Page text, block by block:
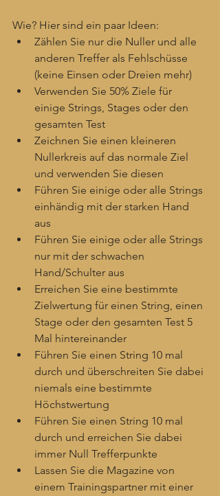
Wie? Hier sind ein paar Ideen:
Zählen Sie nur die Nuller und alle
anderen Treffer als Fehlschüsse
(keine Einsen oder Dreien mehr)
Verwenden Sie 50% Ziele für
einige Strings, Stages oder den
gesamten Test
Zeichnen Sie einen kleineren
Nullerkreis auf das normale Ziel
und verwenden Sie diesen
Führen Sie einige oder alle Strings
einhändig mit der starken Hand
aus
Führen Sie einige oder alle Strings
nur mit der schwachen
Hand/Schulter aus
Erreichen Sie eine bestimmte
Zielwertung für einen String, einen
Stage oder den gesamten Test 5
Mal hintereinander
Führen Sie einen String 10 mal
durch und überschreiten Sie dabei
niemals eine bestimmte
Höchstwertung
Führen Sie einen String 10 mal
durch und erreichen Sie dabei
immer Null Trefferpunkte
Lassen Sie die Magazine von
einem Trainingspartner mit einer